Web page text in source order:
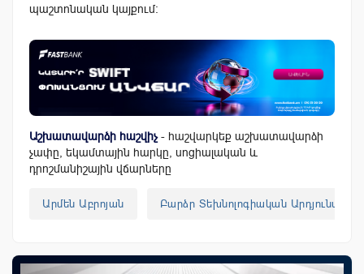
պաշտոնական կայքում:
Աշխատավարձի հաշվիչ - հաշվարկեք աշխատավարձի
չափը, եկամտային հարկը, սոցիալական և
դրոշմանիշային վճարները
Արմեն Աբրոյան Բարձր Տեխնոլոգիական